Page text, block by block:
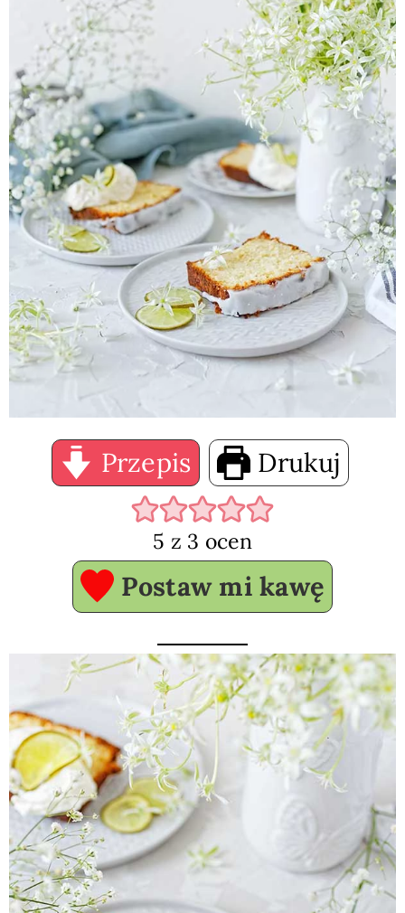
Przepis Drukuj
5 z 3 ocen
Postaw mi kawę